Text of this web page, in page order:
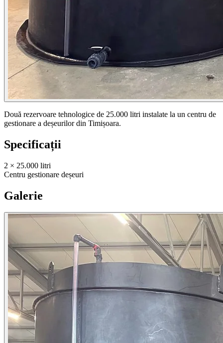
Două rezervoare tehnologice de 25.000 litri instalate la un centru de
gestionare a deșeurilor din Timișoara.
Specificații
2 × 25.000 litri
Centru gestionare deșeuri
Galerie